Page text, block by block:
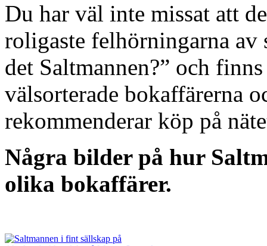
Du har väl inte missat att
roligaste felhörningarna av
det Saltmannen?” och
välsorterade bokaffärerna
rekommenderar köp på
Några bilder på hur
olika bokaffärer.